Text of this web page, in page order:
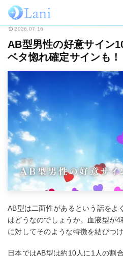
ホーム 恋愛 AB型男性の好意サイン
2026.07.16
AB型男性の好意サイン
ベタ惚れ確定サインも！
AB型は二面性があるという話をよ
はどうなのでしょうか。血液型が
に対してそのような特徴を結びつ
日本ではAB型は約10人に1人の割